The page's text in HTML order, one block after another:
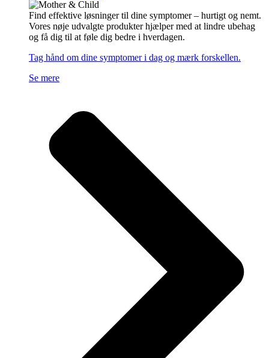
Find effektive løsninger til dine symptomer – hurtigt og nemt.
Vores nøje udvalgte produkter hjælper med at lindre ubehag
og få dig til at føle dig bedre i hverdagen.
Tag hånd om dine symptomer i dag og mærk forskellen.
Se mere